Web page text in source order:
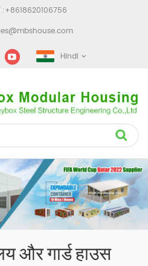
+8618620106756
Hindi
और गार्ड हाउस